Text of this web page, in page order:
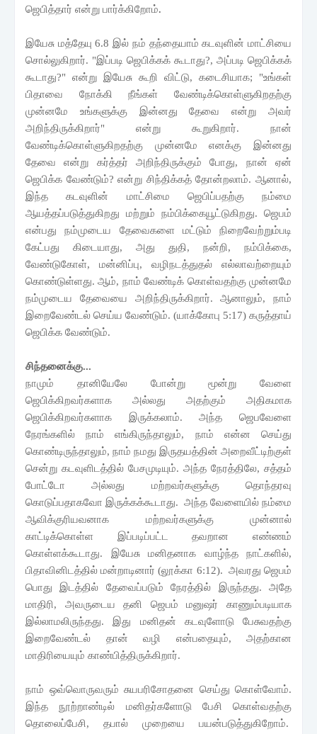
ஜெபித்தார் என்று பார்க்கிறோம்.
இயேசு மத்தேயு 6.8 இல் நம் தந்தையாம் கடவுளின் மாட்சியை
சொல்லுகிறார். "இப்படி ஜெபிக்கக் கூடாது?, அப்படி ஜெபிக்கக்
கூடாது?" என்று இயேசு கூறி விட்டு, கடைசியாக; "உங்கள்
பிதாவை நோக்கி நீங்கள் வேண்டிக்கொள்ளுகிறதற்கு
முன்னமே உங்களுக்கு இன்னது தேவை என்று அவர்
அறிந்திருக்கிறார்" என்று கூறுகிறார். நான்
வேண்டிக்கொள்ளுகிறதற்கு முன்னமே எனக்கு இன்னது
தேவை என்று கர்த்தர் அறிந்திருக்கும் போது, நான் ஏன்
ஜெபிக்க வேண்டும்?என்று சிந்திக்கத் தோன்றலாம். ஆனால்,
இந்த கடவுளின் மாட்சிமை ஜெபிப்பதற்கு நம்மை
ஆயத்தப்படுத்துகிறது மற்றும் நம்பிக்கையூட்டுகிறது. ஜெபம்
என்பது நம்முடைய தேவைகளை மட்டும் நிறைவேற்றும்படி
கேட்பது கிடையாது, அது துதி, நன்றி, நம்பிக்கை,
வேண்டுகோள், மன்னிப்பு, வழிநடத்துதல் எல்லாவற்றையும்
கொண்டுள்ளது. ஆம், நாம் வேண்டிக் கொள்வதற்கு முன்னமே
நம்முடைய தேவையை அறிந்திருக்கிறார். ஆனாலும், நாம்
இறைவேண்டல் செய்ய வேண்டும். (யாக்கோபு 5:17) கருத்தாய்
ஜெபிக்க வேண்டும்.
சிந்தனைக்கு...
நாமும் தானியேலே போன்று மூன்று வேளை
ஜெபிக்கிறவர்களாக அல்லது அதற்கும் அதிகமாக
ஜெபிக்கிறவர்களாக இருக்கலாம். அந்த ஜெபவேளை
நேரங்களில் நாம் எங்கிருந்தாலும், நாம் என்ன செய்து
கொண்டிருந்தாலும், நாம் நமது இருதயத்தின் அறைவீட்டிற்குள்
சென்று கடவுளிடத்தில் பேசமுடியும். அந்த நேரத்திலே, சத்தம்
போட்டோ அல்லது மற்றவர்களுக்கு தொந்தரவு
கொடுப்பதாகவோ இருக்கக்கூடாது. அந்த வேளையில் நம்மை
ஆவிக்குரியவனாக மற்றவர்களுக்கு முன்னால்
காட்டிக்கொள்ள இப்படிப்பட்ட தவறான எண்ணம்
கொள்ளக்கூடாது. இயேசு மனிதனாக வாழ்ந்த நாட்களில்,
பிதாவினிடத்தில் மன்றாடினார் (லூக்கா 6:12). அவரது ஜெபம்
பொது இடத்தில் தேவைப்படும் நேரத்தில் இருந்தது. அதே
மாதிரி, அவருடைய தனி ஜெபம் மனுஷர் காணும்படியாக
இல்லாமலிருந்தது. இது மனிதன் கடவுளோடு பேசுவதற்கு
இறைவேண்டல் தான் வழி என்பதையும், அதற்கான
மாதிரியையும் காண்பித்திருக்கிறார்.
நாம் ஒவ்வொருவரும் சுயபரிசோதனை செய்து கொள்வோம்.
இந்த நூற்றாண்டில் மனிதர்களோடு பேசி கொள்வதற்கு
தொலைப்பேசி, தபால் முறையை பயன்படுத்துகிறோம்.